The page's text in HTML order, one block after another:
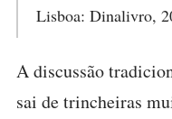
Lisboa: Dinalivro,
A discussão
sai de trincheiras